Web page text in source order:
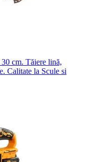
cm. Tăiere lină,
Calitate la Scule si